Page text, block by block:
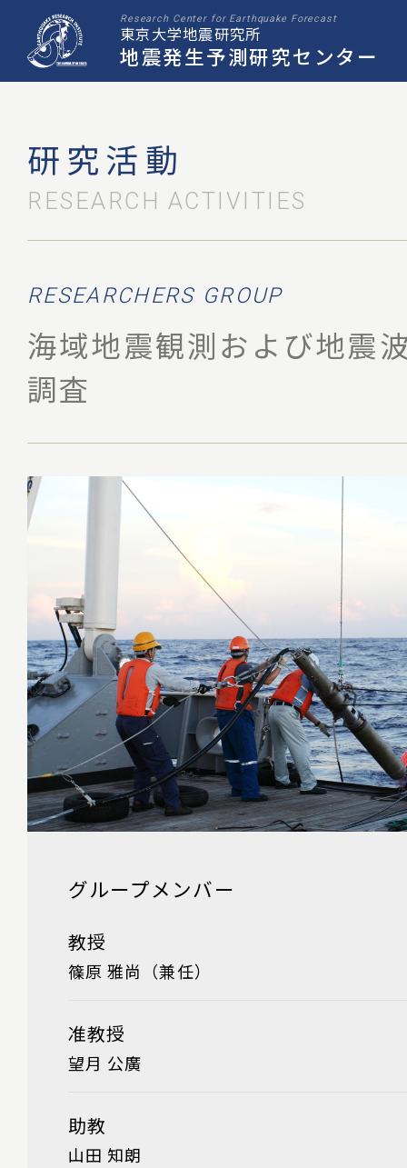
Research Center for Earthquake Forecast
東京大学地震研究所
地震発生予測研究センター
研究活動
RESEARCH ACTIVITIES
RESEARCHERS GROUP
海域地震観測および地震
調査
グループメンバー
教授
篠原 雅尚（兼任）
准教授
望月 公廣
助教
山田 知朗